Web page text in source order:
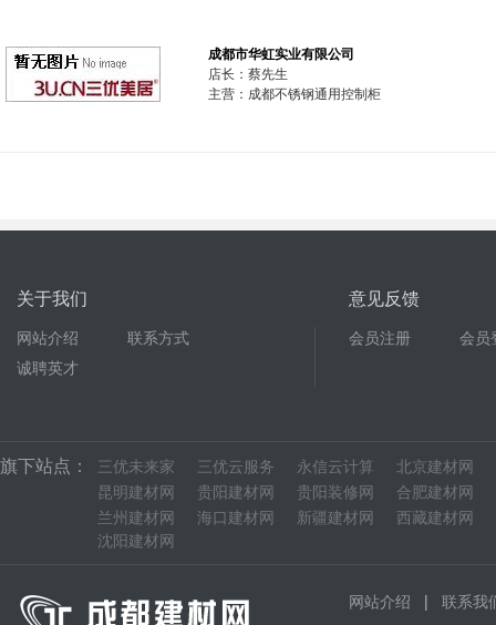
成都市华虹实业有限公司
店长：蔡先生
主营：成都不锈钢通用控制柜
关于我们
网站介绍
联系方式
诚聘英才
意见反馈
会员注册 会员
旗下站点： 三优未来家 三优云服务 永信云计算 北京建材网
昆明建材网
贵阳建材网 贵阳装修网 合肥建材网
兰州建材网
海口建材网 新疆建材网 西藏建材网
沈阳建材网
网站介绍 | 联系我